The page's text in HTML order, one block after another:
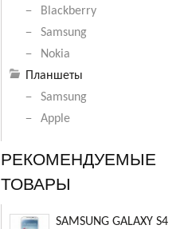
Blackberry
Samsung
Nokia
Планшеты
Samsung
Apple
РЕКОМЕНДУЕМЫЕ
ТОВАРЫ
SAMSUNG GALAXY S4